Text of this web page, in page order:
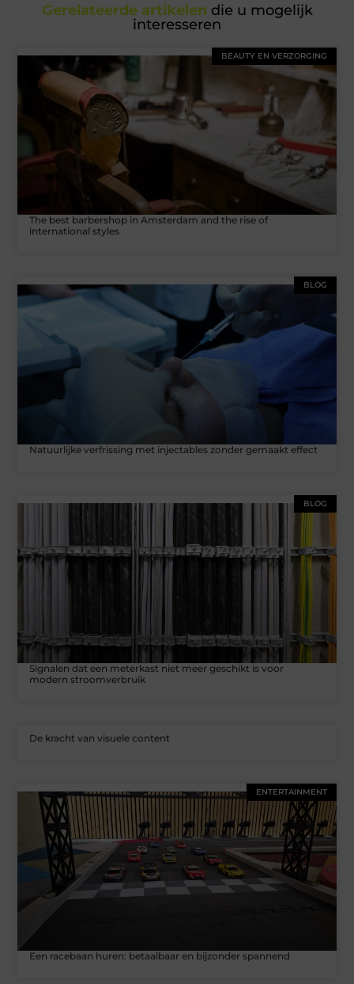
Gerelateerde artikelen die u mogelijk
interesseren
BEAUTY EN VERZORGING
The best barbershop in Amsterdam and the rise of
international styles
BLOG
Natuurlijke verfrissing met injectables zonder gemaakt effect
BLOG
Signalen dat een meterkast niet meer geschikt is voor
modern stroomverbruik
De kracht van visuele content
ENTERTAINMENT
Een racebaan huren: betaalbaar en bijzonder spannend